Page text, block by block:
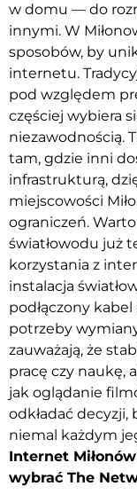
w domu — do
innymi. W
sposobów, by
internetu.
pod względem
częściej wybiera
niezawodnością.
tam, gdzie inni
infrastrukturą,
miejscowości
ograniczeń.
światłowodu już
korzystania z
instalacja
podłączony kabel
potrzeby
zauważają, że
pracę czy naukę,
jak oglądanie
odkładać decyzji,
niemal każdym
Internet
wybrać The